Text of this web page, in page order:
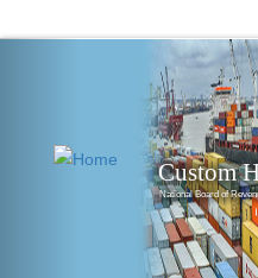
Custom
National Board of